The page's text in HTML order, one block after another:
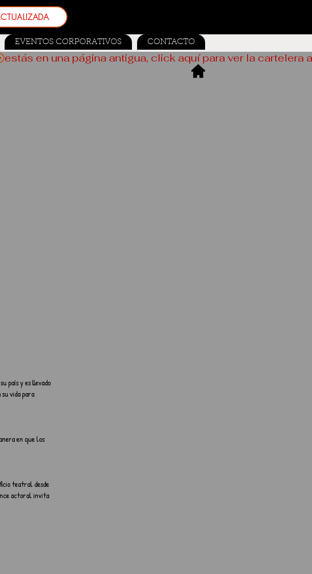
EVENTOS CORPORATIVOS CONTACTO
vida para
en que los
teatral desde
actoral invita